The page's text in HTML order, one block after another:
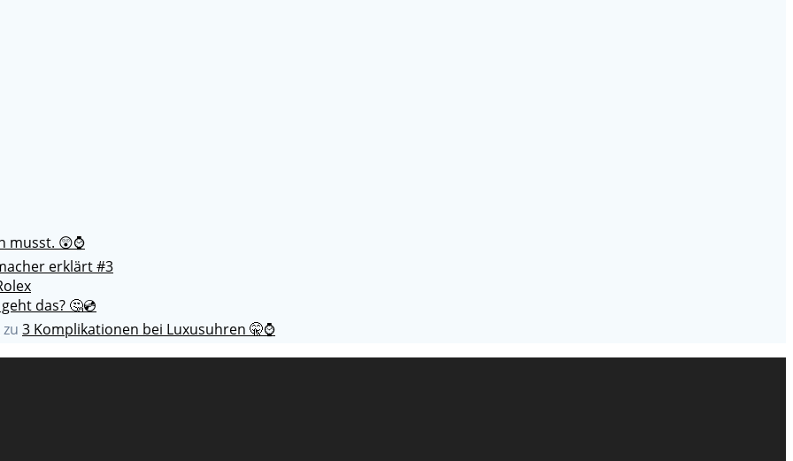
musst. 😲⌚
erklärt #3
das? 🤔💿
zu 3 Komplikationen bei Luxusuhren 🤫⌚